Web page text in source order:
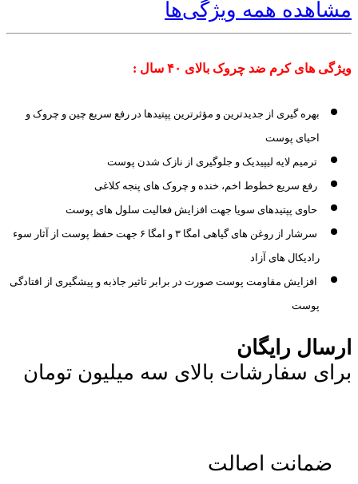
مشاهده همه ویژگی‌ها
ویژگی های کرم ضد چروک بالای ۴۰ سال :
بهره گیری از جدیدترین و مؤثرترین پپتیدها در رفع سریع چین و چروک و
احیای پوست
ترمیم لایه لیپیدیک و جلوگیری از نازک شدن پوست
رفع سریع خطوط اخم، خنده و چروک های پنجه کلاغی
حاوی پپتیدهای سویا جهت افزایش فعالیت سلول های پوست
سرشار از روغن های گیاهی امگا ۳ و امگا ۶ جهت حفظ پوست از آثار سوء
رادیکال های آزاد
افزایش مقاومت پوست صورت در برابر تاثیر جاذبه و پیشگیری از افتادگی
پوست
ارسال رایگان
برای سفارشات بالای سه میلیون تومان
ضمانت اصالت